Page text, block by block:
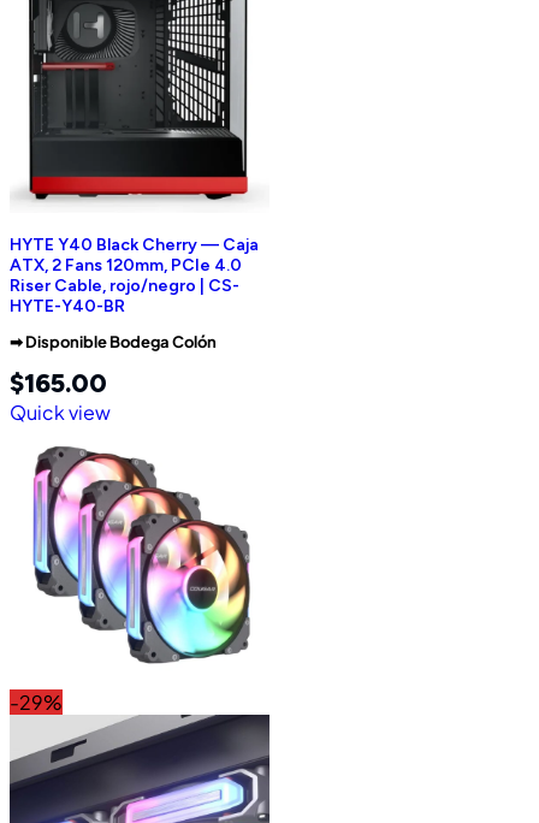
HYTE Y40 Black Cherry — Caja
ATX, 2 Fans 120mm, PCIe 4.0
Riser Cable, rojo/negro | CS-
HYTE-Y40-BR
➡︎ Disponible Bodega Colón
$165.00
Quick view
-29%